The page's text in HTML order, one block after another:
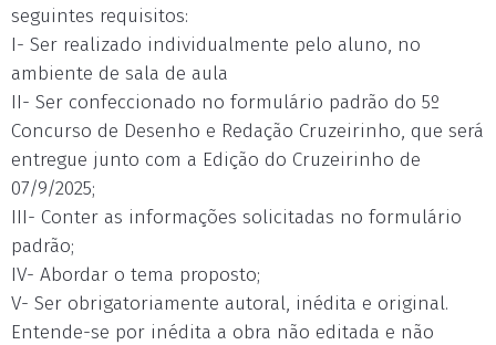
seguintes requisitos:
I- Ser realizado individualmente pelo aluno, no
ambiente de sala de aula
II- Ser confeccionado no formulário padrão do 5º
Concurso de Desenho e Redação Cruzeirinho, que será
entregue junto com a Edição do Cruzeirinho de
07/9/2025;
III- Conter as informações solicitadas no formulário
padrão;
IV- Abordar o tema proposto;
V- Ser obrigatoriamente autoral, inédita e original.
Entende-se por inédita a obra não editada e não